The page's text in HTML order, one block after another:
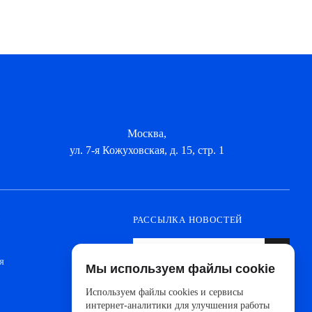
Москва,
ул. 7-я Кожуховская, д. 15, стр. 1
РАССЫЛКА НОВОСТЕЙ
новинок от ведущих производителей и
новостей АйДистрибьют
Мы используем файлы cookie
Используем файлы cookies и сервисы
интернет-аналитики для улучшения работы